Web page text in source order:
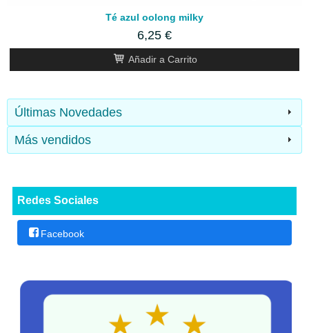
Redes Sociales
Facebook
Té azul oolong milky
6,25 €
Añadir a Carrito
Últimas Novedades
Más vendidos